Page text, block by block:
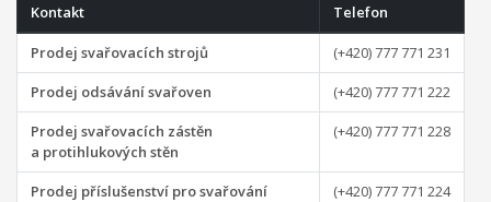
Kontakt Telefon
Prodej svařovacích strojů
(+420) 777 771 231
Prodej odsávání svařoven
(+420) 777 771 222
Prodej svařovacích zástěn
a protihlukových stěn
(+420) 777 771 228
Prodej příslušenství pro svařování
(+420) 777 771 224